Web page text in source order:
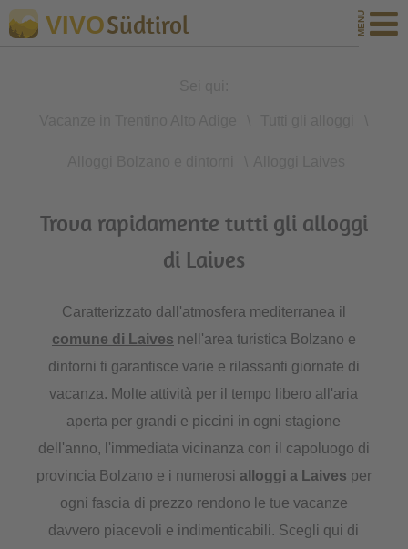
VIVOSüdtirol
Trova rapidamente tutti gli alloggi
di Laives
Caratterizzato dall'atmosfera mediterranea il
comune di Laives nell'area turistica Bolzano e
dintorni ti garantisce varie e rilassanti giornate di
vacanza. Molte attività per il tempo libero all'aria
aperta per grandi e piccini in ogni stagione
dell'anno, l'immediata vicinanza con il capoluogo di
provincia Bolzano e i numerosi alloggi a Laives per
ogni fascia di prezzo rendono le tue vacanze
davvero piacevoli e indimenticabili. Scegli qui di